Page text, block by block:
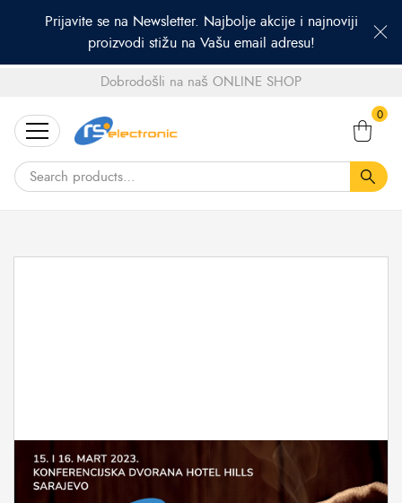
Prijavite se na Newsletter. Najbolje akcije i najnoviji
proizvodi stižu na Vašu email adresu!
Dobrodošli na naš ONLINE SHOP
for:
0